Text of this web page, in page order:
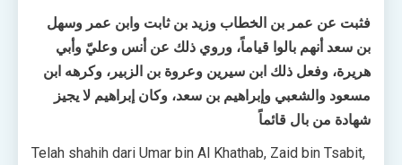
فثبت عن عمر بن الخطاب وزيد بن ثابت وابن عمر وسهل
بن سعد أنهم بالوا قياماً، وروي ذلك عن أنس وعليّ وأبي
هريرة، وفعل ذلك ابن سيرين وعروة بن الزبير، وكرهه ابن
مسعود والشعبي وإبراهيم بن سعد، وكان إبراهيم لا يجيز
شهادة من بال قائماً
Telah shahih dari Umar bin Al Khathab, Zaid bin Tsabit,